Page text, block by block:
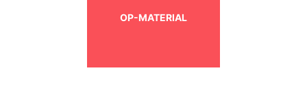
OP-MATERIAL